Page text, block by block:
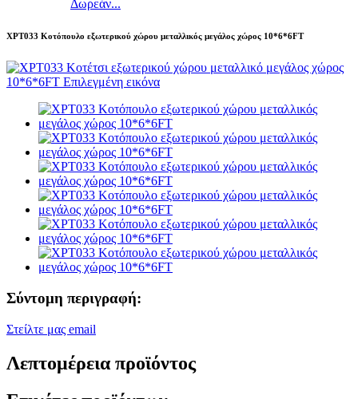
Δωρεάν...
XPT033 Κοτόπουλο εξωτερικού χώρου μεταλλικός μεγάλος χώρος 10*6*6FT
Σύντομη περιγραφή:
Στείλτε μας email
Λεπτομέρεια προϊόντος